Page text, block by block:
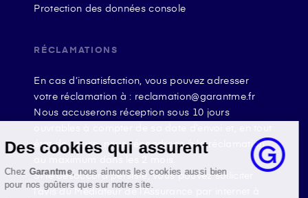
Protection des données console
RÉCLAMATIONS
En cas d’insatisfaction, vous pouvez adresser
votre réclamation à : reclamation@garantme.fr
Nous accuserons réception sous 10 jours
état de cause, nous répondrons à la réclamation
au maximum dans les 2 mois.
Si le désaccord persiste, vous pouvez solliciter
l’avis du Médiateur de l’Assurance par internet à
Des cookies qui assurent
ChezGarantme, nous aimons les cookies aussi bien
pour nos goûters que sur notre site.